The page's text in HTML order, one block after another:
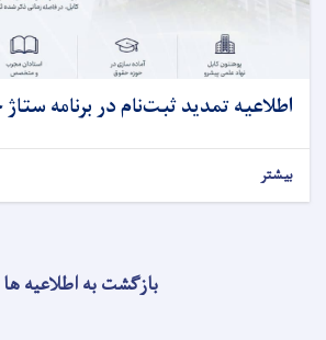
اطلاعیه تمدید ثبت‌نام در برنامه
بیشتر
بازگشت به اطلاعیه ها